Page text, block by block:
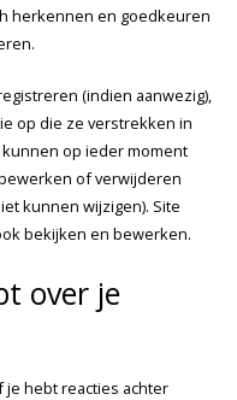
herkennen en goedkeuren
(indien aanwezig),
op die ze verstrekken in
op ieder moment
of verwijderen
kunnen wijzigen). Site
bekijken en bewerken.
over je
je hebt reacties achter